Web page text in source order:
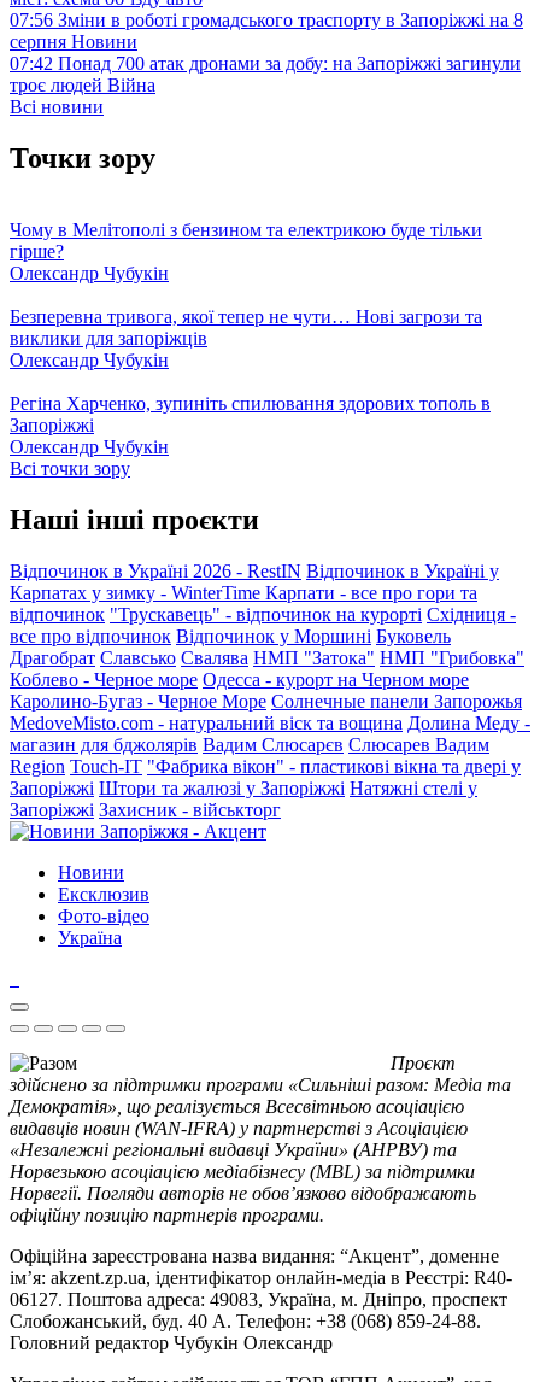
07:56 Зміни в роботі громадського траспорту в Запоріжжі на 8
серпня Новини
07:42 Понад 700 атак дронами за добу: на Запоріжжі загинули
троє людей Війна
Всі новини
Точки зору
Чому в Мелітополі з бензином та електрикою буде тільки
гірше?
Олександр Чубукін
Безперевна тривога, якої тепер не чути… Нові загрози та
виклики для запоріжців
Олександр Чубукін
Регіна Харченко, зупиніть спилювання здорових тополь в
Запоріжжі
Олександр Чубукін
Всі точки зору
Наші інші проєкти
Відпочинок в Україні 2026 - RestIN Відпочинок в Україні у
Карпатах у зимку - WinterTime Карпати - все про гори та
відпочинок "Трускавець" - відпочинок на курорті Східниця -
все про відпочинок Відпочинок у Моршині Буковель
Драгобрат Славсько Свалява НМП "Затока" НМП "Грибовка"
Коблево - Черное море Одесса - курорт на Черном море
Каролино-Бугаз - Черное Море Солнечные панели Запорожья
MedoveMisto.com - натуральний віск та вощина Долина Меду -
магазин для бджолярів Вадим Слюсарєв Слюсарев Вадим
Region Touch-IT "Фабрика вікон" - пластикові вікна та двері у
Запоріжжі Штори та жалюзі у Запоріжжі Натяжні стелі у
Запоріжжі Захисник - військторг
Новини
Ексклюзив
Фото-відео
Україна
Проєкт
здійснено за підтримки програми «Сильніші разом: Медіа та
Демократія», що реалізується Всесвітньою асоціацією
видавців новин (WAN-IFRA) у партнерстві з Асоціацією
«Незалежні регіональні видавці України» (АНРВУ) та
Норвезькою асоціацією медіабізнесу (MBL) за підтримки
Норвегії. Погляди авторів не обов’язково відображають
офіційну позицію партнерів програми.
Офіційна зареєстрована назва видання: “Акцент”, доменне
ім’я: akzent.zp.ua, ідентифікатор онлайн-медіа в Реєстрі: R40-
06127. Поштова адреса: 49083, Україна, м. Дніпро, проспект
Слобожанський, буд. 40 А. Телефон: +38 (068) 859-24-88.
Головний редактор Чубукін Олександр